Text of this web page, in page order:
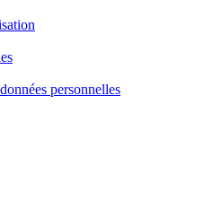
personnelles